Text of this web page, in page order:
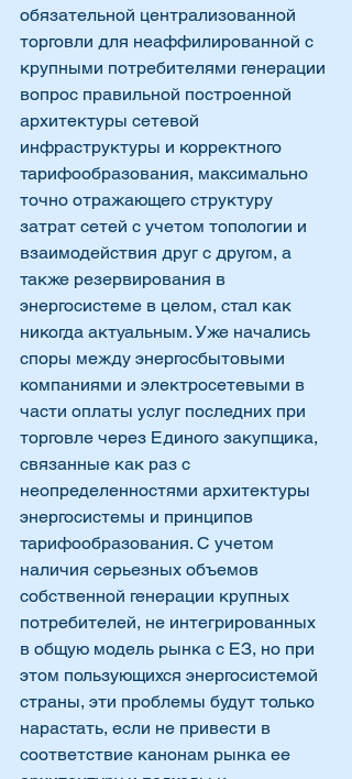
обязательной централизованной
торговли для неаффилированной с
крупными потребителями генерации
вопрос правильной построенной
архитектуры сетевой
инфраструктуры и корректного
тарифообразования, максимально
точно отражающего структуру
затрат сетей с учетом топологии и
взаимодействия друг с другом, а
также резервирования в
энергосистеме в целом, стал как
никогда актуальным. Уже начались
споры между энергосбытовыми
компаниями и электросетевыми в
части оплаты услуг последних при
торговле через Единого закупщика,
связанные как раз с
неопределенностями архитектуры
энергосистемы и принципов
тарифообразования. С учетом
наличия серьезных объемов
собственной генерации крупных
потребителей, не интегрированных
в общую модель рынка с ЕЗ, но при
этом пользующихся энергосистемой
страны, эти проблемы будут только
нарастать, если не привести в
соответствие канонам рынка ее